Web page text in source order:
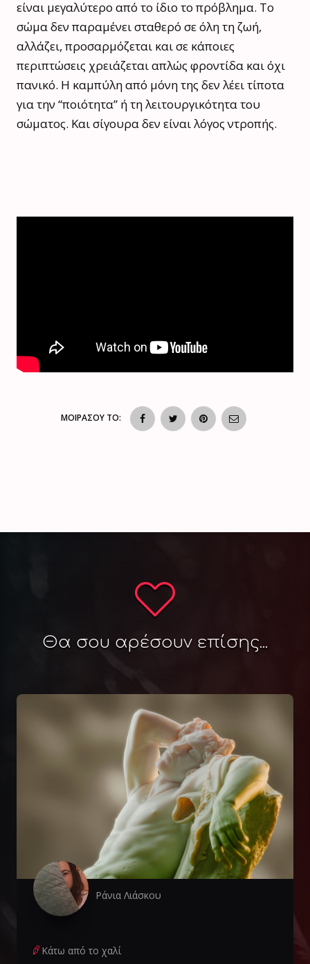
είναι μεγαλύτερο από το ίδιο το πρόβλημα. Το
σώμα δεν παραμένει σταθερό σε όλη τη ζωή,
αλλάζει, προσαρμόζεται και σε κάποιες
περιπτώσεις χρειάζεται απλώς φροντίδα και όχι
πανικό. Η καμπύλη από μόνη της δεν λέει τίποτα
για την “ποιότητα” ή τη λειτουργικότητα του
σώματος. Και σίγουρα δεν είναι λόγος ντροπής.
ΜΟΙΡΑΣΟΥ ΤΟ:
Θα σου αρέσουν επίσης...
Ράνια Λιάσκου
Κάτω από το χαλί